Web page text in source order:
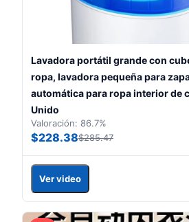
Lavadora portátil grande con
ropa, lavadora pequeña para
automática para ropa interior de
Unido
Valoración: 86.7%
$228.38$285.47
Ver video